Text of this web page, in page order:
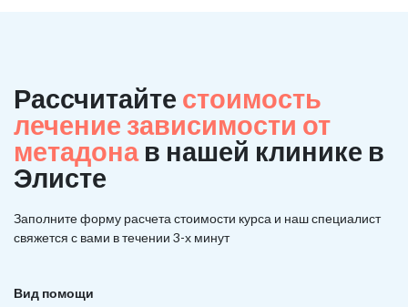
Рассчитайте стоимость
лечение зависимости от
метадона в нашей клинике в
Элисте
Заполните форму расчета стоимости курса и наш специалист
свяжется с вами в течении 3-х минут
Вид помощи